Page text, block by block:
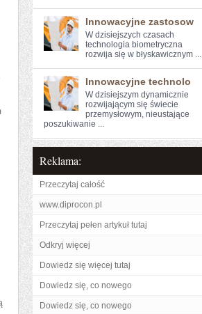
Innowacyjne zastosow
W dzisiejszych czasach
technologia‍ biometryczna
rozwija się w błyskawicznym⁤ ...
Innowacyjne technolo
W dzisiejszym dynamicznie
rozwijającym się ⁢świecie
przemysłowym,‌ nieustające
poszukiwanie ...
Reklama:
Przeczytaj całość
www.diprocon.pl
Przeczytaj pełen artykuł tutaj
Odkryj więcej
Dowiedz się więcej tutaj
Dowiedz się, co nowego
Dowiedz się, co nowego